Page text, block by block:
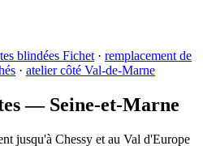
blindées Fichet · remplacement de
· atelier côté Val-de-Marne
— Seine-et-Marne
jusqu'à Chessy et au Val d'Europe